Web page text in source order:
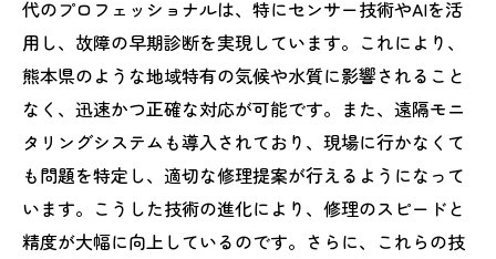
代のプロフェッショナルは、特にセンサー技術やAIを活
用し、故障の早期診断を実現しています。これにより、
熊本県のような地域特有の気候や水質に影響されること
なく、迅速かつ正確な対応が可能です。また、遠隔モニ
タリングシステムも導入されており、現場に行かなくて
も問題を特定し、適切な修理提案が行えるようになって
います。こうした技術の進化により、修理のスピードと
精度が大幅に向上しているのです。さらに、これらの技